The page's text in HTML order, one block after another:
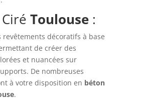
Toulouse:
revêtements décoratifs à base
de créer des
et nuancées sur
De nombreuses
à votre disposition en béton
.